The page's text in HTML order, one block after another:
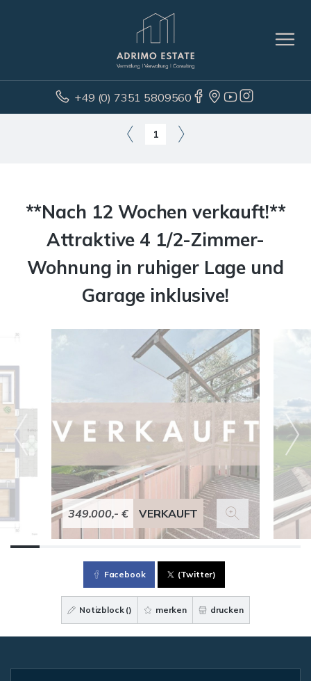
+49 (0) 7351 5809560
1
**Nach 12 Wochen verkauft!**
Attraktive 4 1/2-Zimmer-
Wohnung in ruhiger Lage und
Garage inklusive!
349.000,- € VERKAUFT
Facebook (Twitter)
Notizblock () merken drucken